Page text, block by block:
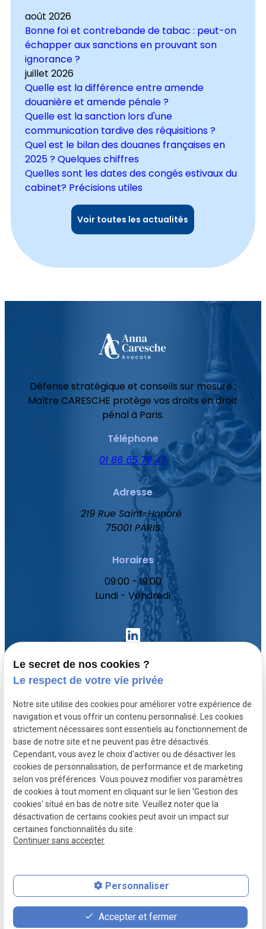
août 2026
Bonne foi et contrebande de tabac : peut-on
échapper aux sanctions en prouvant son
ignorance ?
juillet 2026
Quelle est la différence entre amende
douanière et amende pénale ?
Quelle est la sanction lors d'une
communication tardive des réquisitions ?
Quel est le bilan des douanes françaises en
2025 ? Quelques chiffres
Quelles sont les dates des congés estivaux du
cabinet? Précisions utiles
Voir toutes les actualités
Défense stratégique et conseils sur mesure :
Maître CARESCHE protège vos droits en droit
pénal à Paris.
Téléphone
01 86 65 78 47
Adresse
219 Rue Saint-Honoré
75001 PARIS
Horaires
09:00 - 19:00
Lundi - Vendredi
Votre avocat
Domaines de compétence
Actualités
Contact
SIRET :
80771512300020
Mentions légales
Politique de
confidentialité
Plan du site
place contact_page phone
Le secret de nos cookies ?
Le respect de votre vie privée
Notre site utilise des cookies pour améliorer votre expérience de
navigation et vous offrir un contenu personnalisé. Les cookies
strictement nécessaires sont essentiels au fonctionnement de
base de notre site et ne peuvent pas être désactivés.
Cependant, vous avez le choix d'activer ou de désactiver les
cookies de personnalisation, de performance et de marketing
selon vos préférences. Vous pouvez modifier vos paramètres
de cookies à tout moment en cliquant sur le lien 'Gestion des
cookies' situé en bas de notre site. Veuillez noter que la
désactivation de certains cookies peut avoir un impact sur
certaines fonctionnalités du site.
Continuer sans accepter
Personnaliser
Accepter et fermer